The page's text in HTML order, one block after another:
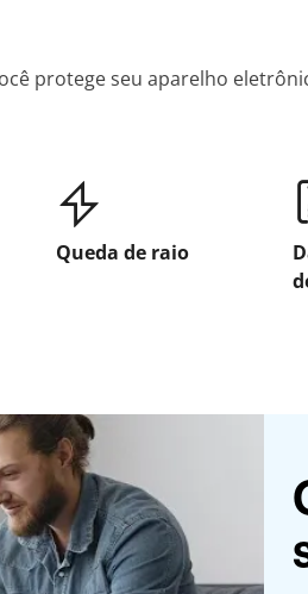
protege seu aparelho
Queda de raio